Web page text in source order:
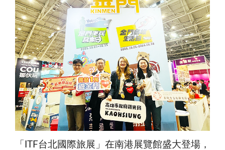
「ITF台北國際旅展」在南港展覽館盛大登場，